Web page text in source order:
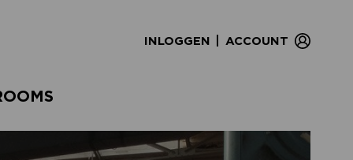
INLOGGEN ACCOUNT